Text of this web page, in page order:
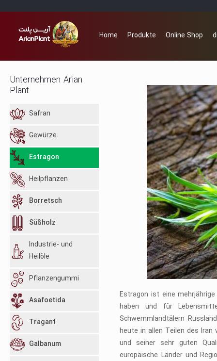
Home Produkte Online Shop
Estragon ist eine
haben und für
Schwemmlandtälern
heute in allen Teilen des Iran
und seiner sehr guten
europäische Länder und
Unternehmen Arian
Plant
Safran
Gewürze
Estragon
Heilpflanzen
Borretsch
Süßholz
Industrie- und
Heilöle
Pflanzengummi
Asafoetida
Tragant
Galbanum